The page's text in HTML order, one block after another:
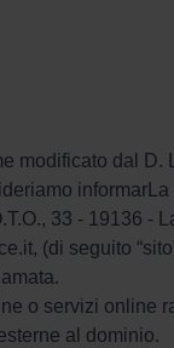
modificato dal D.
33 - 19136 -
(di seguito
o servizi online
al dominio.